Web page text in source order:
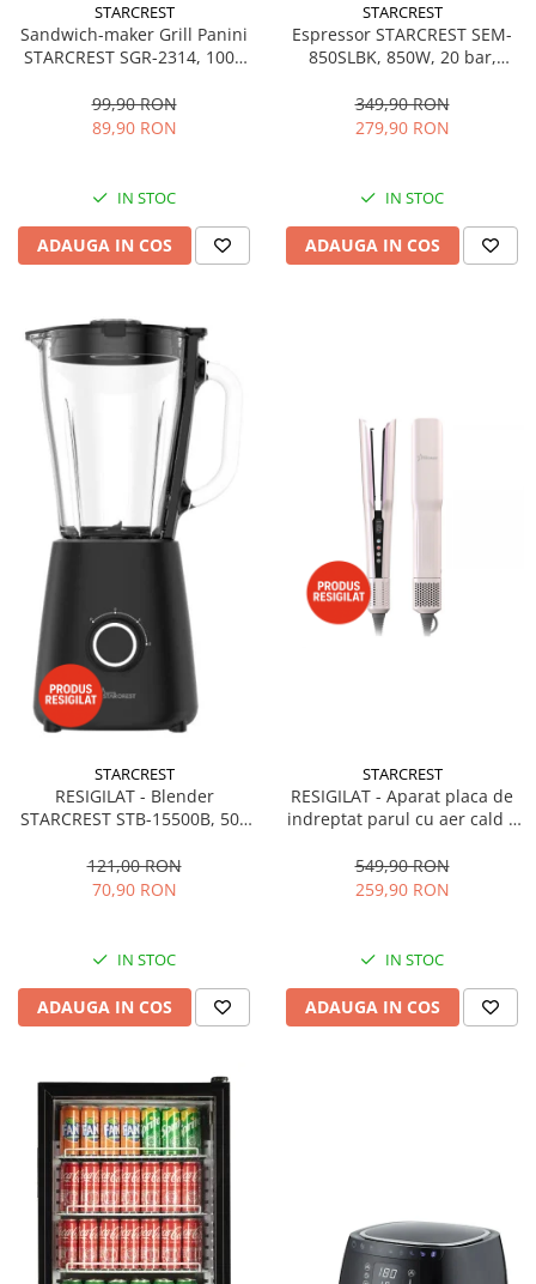
STARCREST
Sandwich-maker Grill Panini
STARCREST SGR-2314, 1000
Deschidere 180°, Suprafata
de gatire 23 x 14 cm, Negru
99,90 RON
89,90 RON
IN STOC
ADAUGA IN COS
STARCREST
Espressor STARCREST SEM-
850SLBK, 850W, 20 bar,
dispozitiv spumare, filtru
dublu din inox, Negru/Inox
349,90 RON
279,90 RON
IN STOC
ADAUGA IN COS
STARCREST
RESIGILAT - Blender
STARCREST STB-15500B, 500
Pulse, Negru
121,00 RON
70,90 RON
IN STOC
ADAUGA IN COS
STARCREST
RESIGILAT - Aparat placa de
indreptat parul cu aer cald 2
1300 W, Uscare si indreptare,
Afisaj LCD, Tehnologie cu ioni
549,90 RON
259,90 RON
IN STOC
ADAUGA IN COS